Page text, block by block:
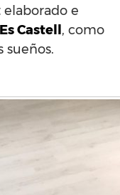
e
Es Castell , como
sueños.